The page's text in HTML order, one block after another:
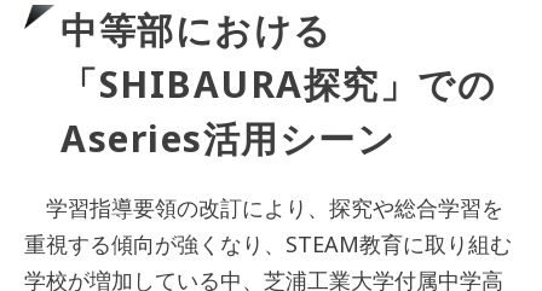
中等部における
「SHIBAURA探究」での
Aseries活用シーン
学習指導要領の改訂により、探究や総合学習を
重視する傾向が強くなり、STEAM教育に取り組む
学校が増加している中、芝浦工業大学付属中学高